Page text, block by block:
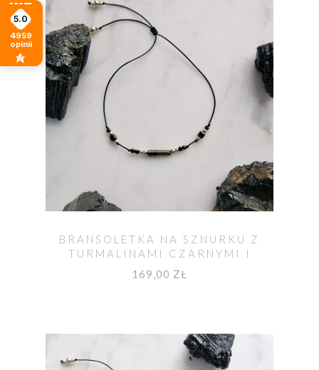
BRANSOLETKA NA SZNURKU Z
TURMALINAMI CZARNYMI I
ZIELONYM VERDELITEM MOYA
169,00 ZŁ
5.0
4959
opinii